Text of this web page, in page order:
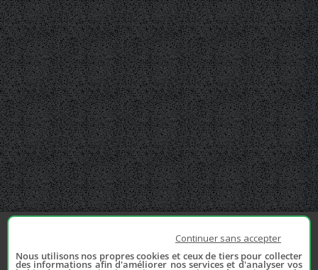
Continuer sans accepter
Nous utilisons nos propres cookies et ceux de tiers pour collecter
des informations afin d'améliorer nos services et d'analyser vos